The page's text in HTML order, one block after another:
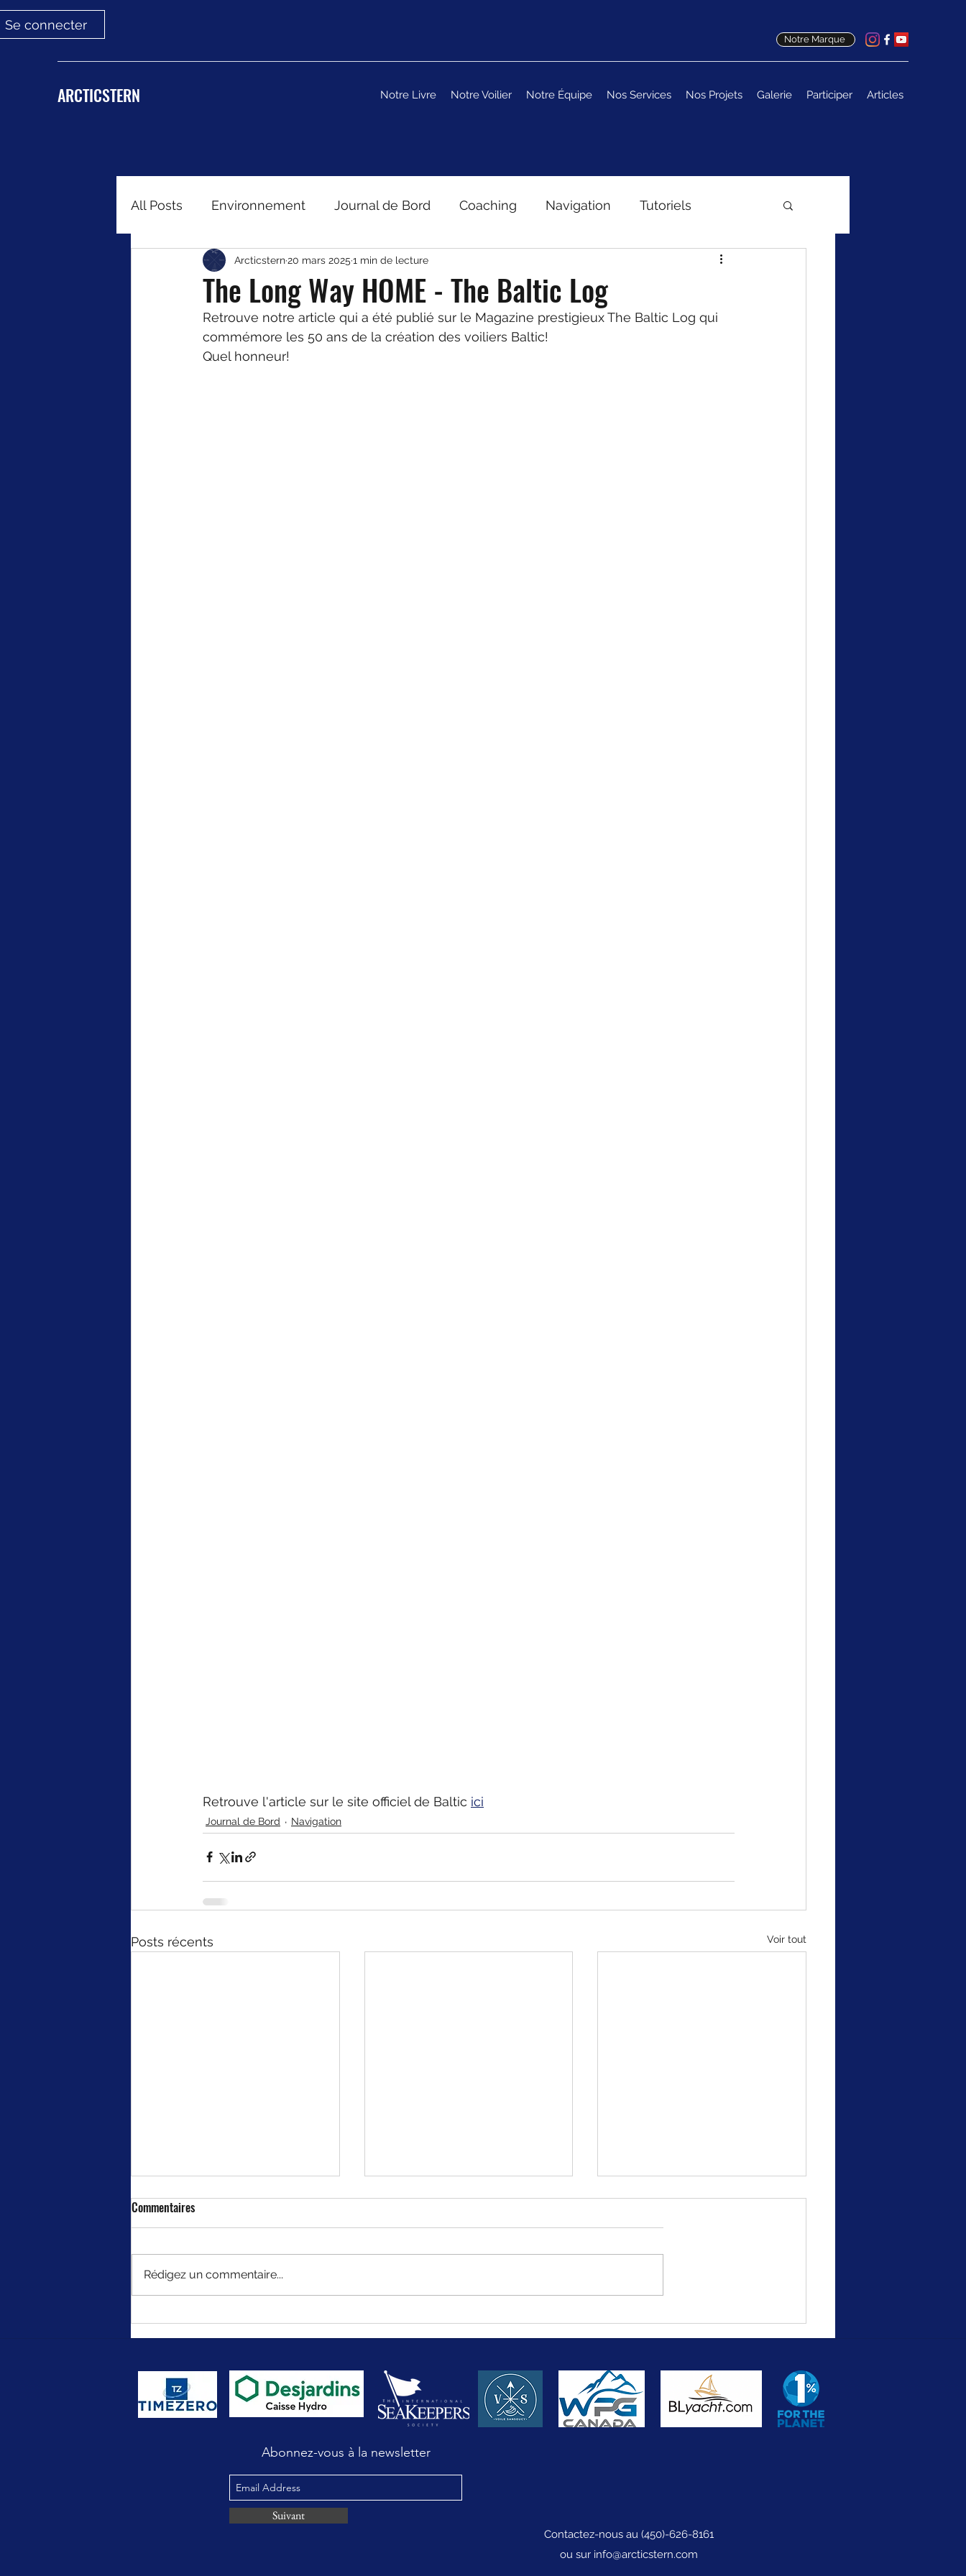
Se connecter
Notre Marque
ARCTICSTERN Notre Livre Notre Voilier Notre Équipe Nos Services Nos Projets Galerie Participer Articles
All Posts Environnement Journal de Bord Coaching Navigation Tutoriels
The Long Way HOME - The Baltic Log
Arcticstern20 mars 2025 1 min de lecture
Retrouve notre article qui a été publié sur le Magazine prestigieux The Baltic Log qui
commémore les 50 ans de la création des voiliers Baltic!
Quel honneur!
Retrouve l'article sur le site officiel de Baltic ici
Journal de Bord Navigation
Posts récents Voir tout
Ce que la mer m'a appris sur la
responsabilité humaine
Osez partir au large : la
préparation d’une première
Naviguer Sans Instruments: Les
Grands Navigateurs Polynésiens
Commentaires
Rédigez un commentaire...
Abonnez-vous à la newsletter
Suivant
Contactez-nous au (450)-626-8161
ou sur info@arcticstern.com